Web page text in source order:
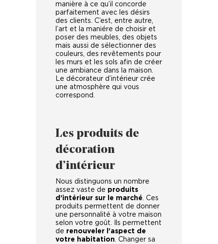
manière à ce qu’il concorde
parfaitement avec les désirs
des clients. C’est, entre autre,
l’art et la maniére de choisir et
poser des meubles, des objets
mais aussi de sélectionner des
couleurs, des revêtements pour
les murs et les sols afin de créer
une ambiance dans la maison.
Le décorateur d’intérieur crée
une atmosphère qui vous
correspond.
Les produits de
décoration
d’intérieur
Nous distinguons un nombre
assez vaste de produits
d’intérieur sur le marché. Ces
produits permettent de donner
une personnalité à votre maison
selon votre goût. Ils permettent
de renouveler l’aspect de
votre habitation. Changer sa